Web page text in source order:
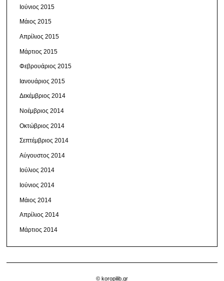
Ιούνιος 2015
Μάιος 2015
Απρίλιος 2015
Μάρτιος 2015
Φεβρουάριος 2015
Ιανουάριος 2015
Δεκέμβριος 2014
Νοέμβριος 2014
Οκτώβριος 2014
Σεπτέμβριος 2014
Αύγουστος 2014
Ιούλιος 2014
Ιούνιος 2014
Μάιος 2014
Απρίλιος 2014
Μάρτιος 2014
© koropilib.gr